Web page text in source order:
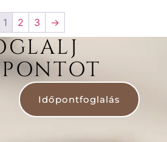
1 2 3 →
Időpontfoglalás